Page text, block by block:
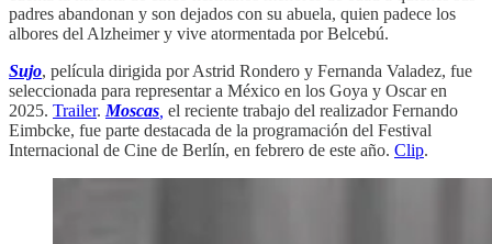
padres abandonan y son dejados con su abuela, quien padece los
albores del Alzheimer y vive atormentada por Belcebú.
Sujo, película dirigida por Astrid Rondero y Fernanda Valadez, fue
seleccionada para representar a México en los Goya y Oscar en
2025. Trailer. Moscas el reciente trabajo del realizador Fernando
Eimbcke, fue parte destacada de la programación del Festival
Internacional de Cine de Berlín, en febrero de este año. Clip.